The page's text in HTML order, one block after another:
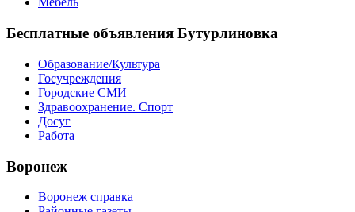
Бесплатные объявления Бутурлиновка
Образование/Культура
Госучреждения
Городские СМИ
Здравоохранение. Спорт
Досуг
Работа
Воронеж
Воронеж справка